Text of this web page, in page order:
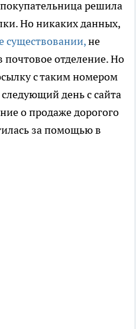
решила
Но никаких данных,
существовании,не
отделение. Но
с таким номером
день с сайта
о продаже дорогого
за помощью в